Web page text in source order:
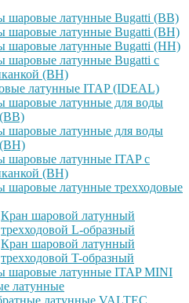
шаровые латунные Bugatti (ВВ)
шаровые латунные Bugatti (ВН)
шаровые латунные Bugatti (НН)
шаровые латунные Bugatti с
(ВН)
латунные ITAP (IDEAL)
шаровые латунные для воды
шаровые латунные для воды
шаровые латунные ITAP с
(ВН)
шаровые латунные трехходовые
Кран шаровой латунный
трехходовой L-образный
Кран шаровой латунный
трехходовой T-образный
шаровые латунные ITAP MINI
латунные
латунные VALTEC